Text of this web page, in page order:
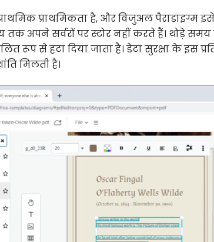
प्राथमिकता है, और विजुअल पैराडाइग्म
अपने सर्वरों पर स्टोर नहीं करते हैं। थोड़े
रूप से हटा दिया जाता है। डेटा सुरक्षा के इस
मिलती है।